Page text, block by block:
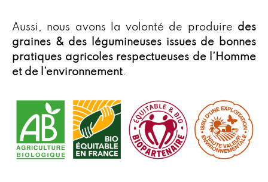
Aussi, nous avons la volonté de produire des
graines & des légumineuses issues de bonnes
pratiques agricoles respectueuses de l’Homme
et de l’environnement.